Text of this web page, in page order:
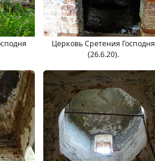
Церковь Сретения Господня
(26.6.20).